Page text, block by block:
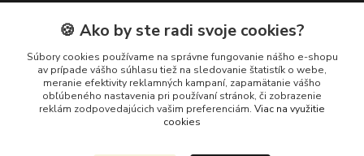
Kontakty
+421 919 275 553
(Po-Pia, 10-13 hod.)
ikotliky@ikotliky.sk
🍪 Ako by ste radi svoje cookies?
Súbory cookies používame na správne fungovanie nášho e-shopu
av prípade vášho súhlasu tiež na sledovanie štatistík o webe,
meranie efektivity reklamných kampaní, zapamätanie vášho
obľúbeného nastavenia pri používaní stránok, či zobrazenie
reklám zodpovedajúcich vašim preferenciám. Viac na využitie
cookies